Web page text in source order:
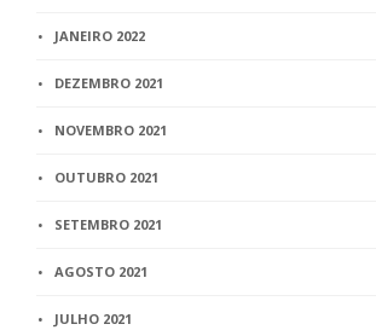
JANEIRO 2022
DEZEMBRO 2021
NOVEMBRO 2021
OUTUBRO 2021
SETEMBRO 2021
AGOSTO 2021
JULHO 2021